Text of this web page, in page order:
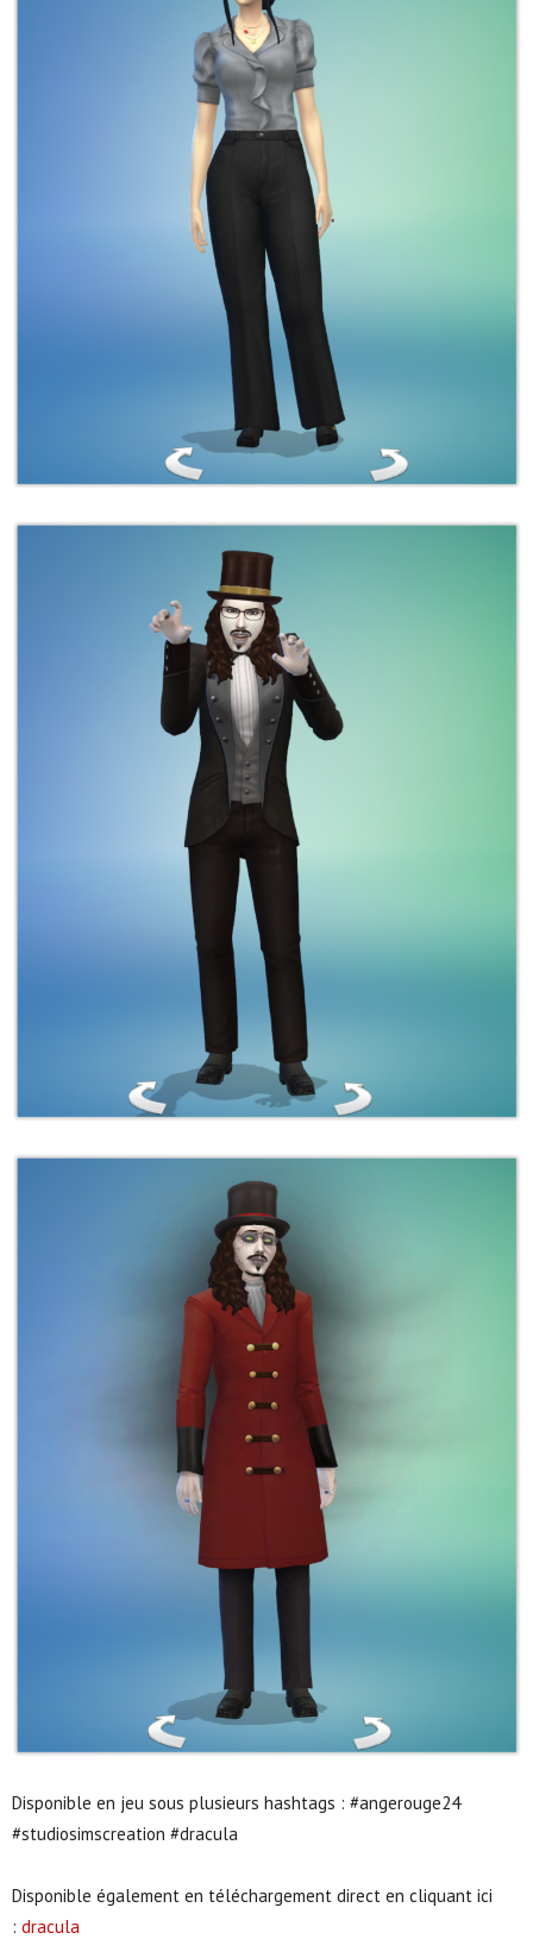
Disponible en jeu sous plusieurs hashtags : #angerouge24
#studiosimscreation #dracula
Disponible également en téléchargement direct en cliquant ici
: dracula